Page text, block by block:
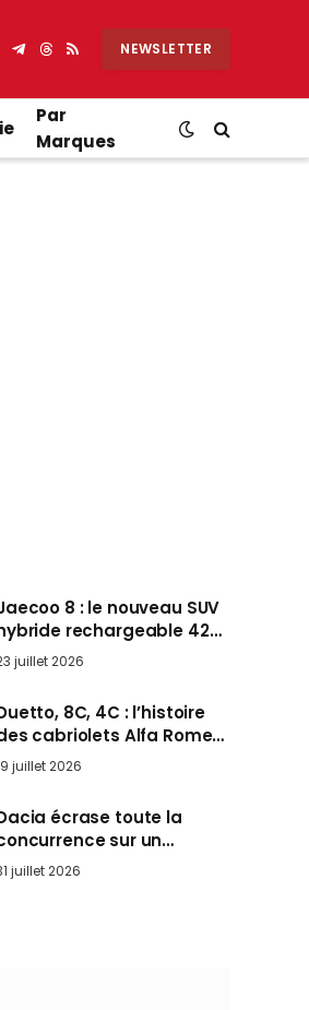
Partager
Telegram
Threads
RSS NEWSLETTER
Par
Marques
8 : le nouveau SUV
rechargeable 428
qui vise l’Audi Q7 arrive
en Europe cet automne
juillet 2026
8C, 4C : l’histoire
cabriolets Alfa Romeo,
Spider qui ont défini
l’art de rouler cheveux au
vent
juillet 2026
écrase toute la
sur un
où personne ne
l’attendait
juillet 2026